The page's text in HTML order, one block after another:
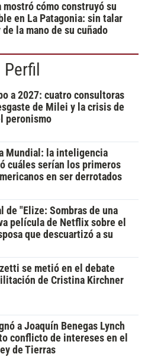
mostró cómo construyó su
en La Patagonia: sin talar
la mano de su cuñado
a 2027: cuatro consultoras
de Milei y la crisis de
peronismo
Mundial: la inteligencia
cuáles serían los primeros
en ser derrotados
de "Elize: Sombras de una
película de Netflix sobre el
que descuartizó a su
se metió en el debate
de Cristina Kirchner
a Joaquín Benegas Lynch
conflicto de intereses en el
de Tierras